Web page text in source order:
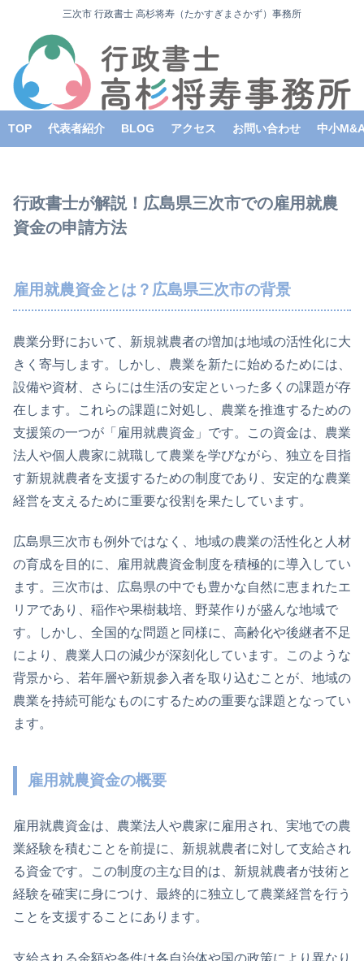
三次市 行政書士 高杉将寿（たかすぎまさかず）事務所
TOP 代表者紹介 BLOG アクセス お問い合わせ 中小
行政書士が解説！広島県三次市での雇用就農
資金の申請方法
雇用就農資金とは？広島県三次市の背景
農業分野において、新規就農者の増加は地域の活性化に大
きく寄与します。しかし、農業を新たに始めるためには、
設備や資材、さらには生活の安定といった多くの課題が存
在します。これらの課題に対処し、農業を推進するための
支援策の一つが「雇用就農資金」です。この資金は、農業
法人や個人農家に就職して農業を学びながら、独立を目指
す新規就農者を支援するための制度であり、安定的な農業
経営を支えるために重要な役割を果たしています。
広島県三次市も例外ではなく、地域の農業の活性化と人材
の育成を目的に、雇用就農資金制度を積極的に導入してい
ます。三次市は、広島県の中でも豊かな自然に恵まれたエ
リアであり、稲作や果樹栽培、野菜作りが盛んな地域で
す。しかし、全国的な問題と同様に、高齢化や後継者不足
により、農業人口の減少が深刻化しています。このような
背景から、若年層や新規参入者を取り込むことが、地域の
農業を持続可能なものにするための重要な課題となってい
ます。
雇用就農資金の概要
雇用就農資金は、農業法人や農家に雇用され、実地での農
業経験を積むことを前提に、新規就農者に対して支給され
る資金です。この制度の主な目的は、新規就農者が技術と
経験を確実に身につけ、最終的に独立して農業経営を行う
ことを支援することにあります。
支給される金額や条件は各自治体や国の政策により異なり